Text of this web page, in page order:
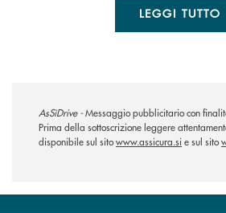
LEGGI TUTTO
AsSìDrive -Messaggio pubblicitario con
Prima della sottoscrizione leggere
disponibile sul sitowww.assicura.sie sul sito